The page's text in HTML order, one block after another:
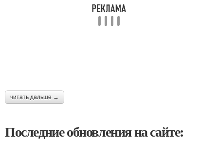
читать дальше →
Последние обновления на сайте: